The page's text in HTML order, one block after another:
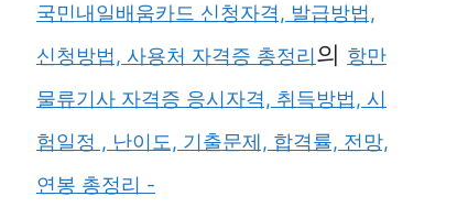
국민내일배움카드 신청자격, 발급방법,
신청방법, 사용처 자격증 총정리의 항만
물류기사 자격증 응시자격, 취득방법, 시
험일정 , 난이도, 기출문제, 합격률, 전망,
연봉 총정리 -